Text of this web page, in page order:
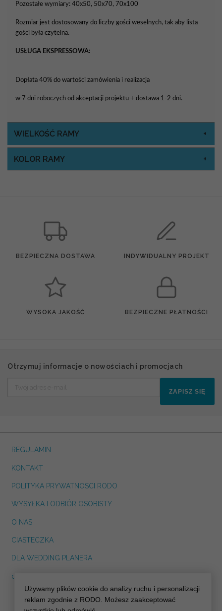
Pozostałe wymiary: 40x50, 50x70, 70x100
Rozmiar jest dostosowany do liczby gości weselnych, tak aby lista
gości była czytelna.
USŁUGA EKSPRESSOWA:
Dopłata 40% do wartości zamówienia i realizacja
w 7 dni roboczych od akceptacji projektu + dostawa 1-2 dni.
WIELKOŚĆ RAMY
KOLOR RAMY
BEZPIECZNA DOSTAWA INDYWIDUALNY PROJEKT
WYSOKA JAKOŚĆ BEZPIECZNE PŁATNOŚCI
Otrzymuj informacje o nowościach i promocjach
ZAPISZ SIĘ
REGULAMIN
KONTAKT
POLITYKA PRYWATNOSCI RODO
WYSYŁKA I ODBIÓR OSOBISTY
O NAS
CIASTECZKA
DLA WEDDING PLANERA
dreskot.com
info@decoris.pl
Używamy plików cookie do analizy ruchu i personalizacji
reklam zgodnie z RODO. Możesz zaakceptować